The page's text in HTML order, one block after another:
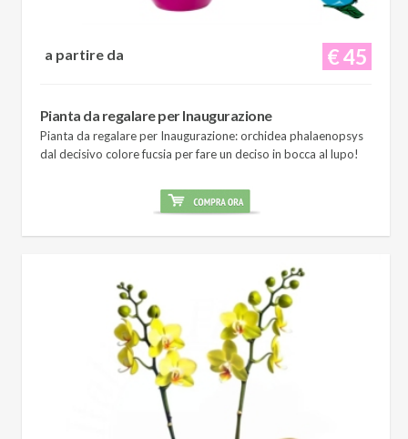
€ 45
a partire da
Pianta da regalare per Inaugurazione
Pianta da regalare per Inaugurazione: orchidea phalaenopsys
dal decisivo colore fucsia per fare un deciso in bocca al lupo!